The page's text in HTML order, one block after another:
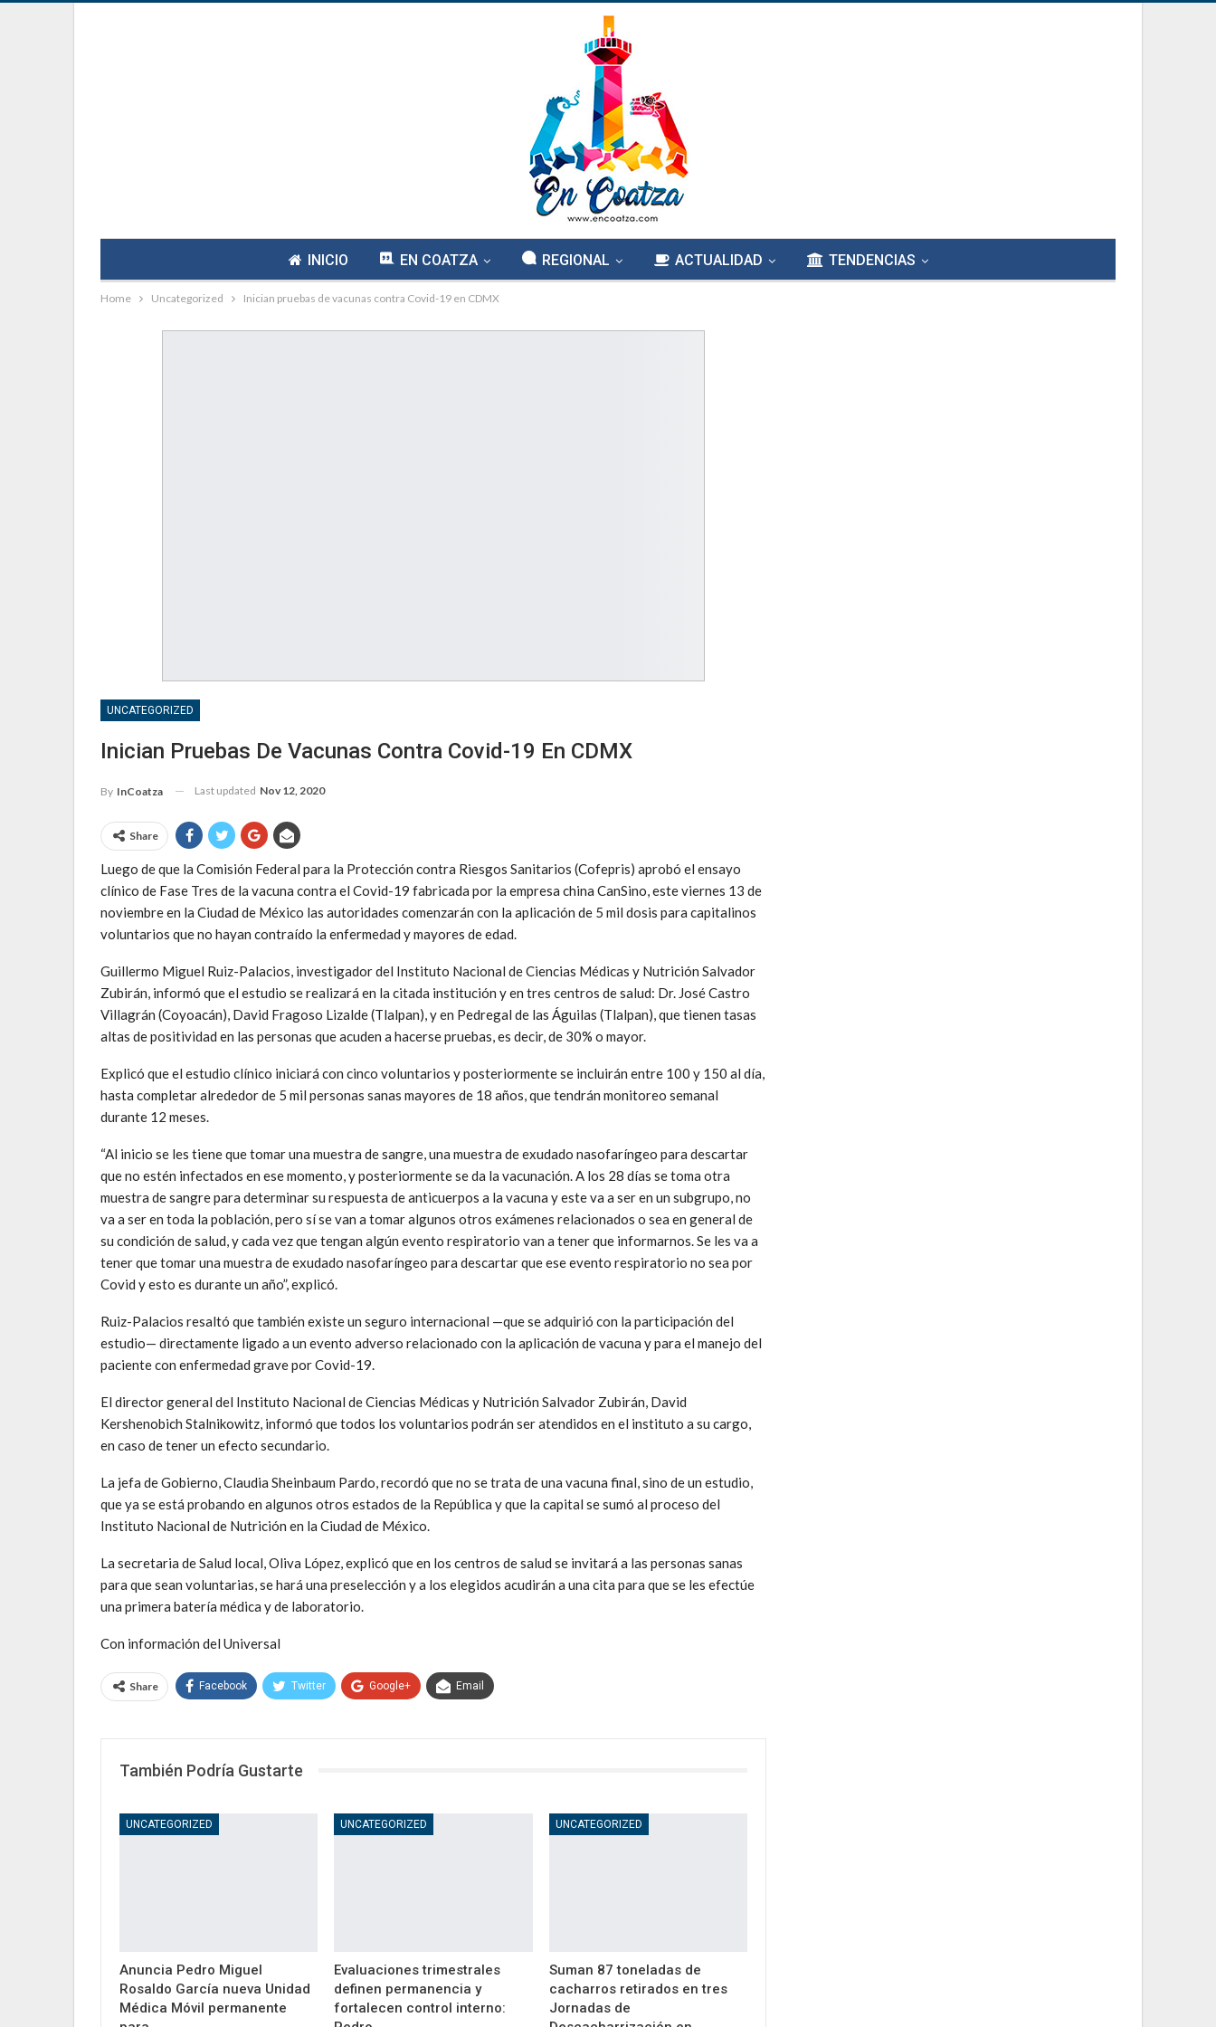
INICIO EN COATZA REGIONAL ACTUALIDAD TENDENCIAS
Home Uncategorized Inician pruebas de vacunas contra Covid-19 en CDMX
UNCATEGORIZED
Inician Pruebas De Vacunas Contra Covid-19 En CDMX
By InCoatza Last updated Nov 12, 2020
Share
Luego de que la Comisión Federal para la Protección contra Riesgos Sanitarios (Cofepris) aprobó el ensayo
clínico de Fase Tres de la vacuna contra el Covid-19 fabricada por la empresa china CanSino, este viernes 13 de
noviembre en la Ciudad de México las autoridades comenzarán con la aplicación de 5 mil dosis para capitalinos
voluntarios que no hayan contraído la enfermedad y mayores de edad.
Guillermo Miguel Ruiz-Palacios, investigador del Instituto Nacional de Ciencias Médicas y Nutrición Salvador
Zubirán, informó que el estudio se realizará en la citada institución y en tres centros de salud: Dr. José Castro
Villagrán (Coyoacán), David Fragoso Lizalde (Tlalpan), y en Pedregal de las Águilas (Tlalpan), que tienen tasas
altas de positividad en las personas que acuden a hacerse pruebas, es decir, de 30% o mayor.
Explicó que el estudio clínico iniciará con cinco voluntarios y posteriormente se incluirán entre 100 y 150 al día,
hasta completar alrededor de 5 mil personas sanas mayores de 18 años, que tendrán monitoreo semanal
durante 12 meses.
“Al inicio se les tiene que tomar una muestra de sangre, una muestra de exudado nasofaríngeo para descartar
que no estén infectados en ese momento, y posteriormente se da la vacunación. A los 28 días se toma otra
muestra de sangre para determinar su respuesta de anticuerpos a la vacuna y este va a ser en un subgrupo, no
va a ser en toda la población, pero sí se van a tomar algunos otros exámenes relacionados o sea en general de
su condición de salud, y cada vez que tengan algún evento respiratorio van a tener que informarnos. Se les va a
tener que tomar una muestra de exudado nasofaríngeo para descartar que ese evento respiratorio no sea por
Covid y esto es durante un año”, explicó.
Ruiz-Palacios resaltó que también existe un seguro internacional —que se adquirió con la participación del
estudio— directamente ligado a un evento adverso relacionado con la aplicación de vacuna y para el manejo del
paciente con enfermedad grave por Covid-19.
El director general del Instituto Nacional de Ciencias Médicas y Nutrición Salvador Zubirán, David
Kershenobich Stalnikowitz, informó que todos los voluntarios podrán ser atendidos en el instituto a su cargo,
en caso de tener un efecto secundario.
La jefa de Gobierno, Claudia Sheinbaum Pardo, recordó que no se trata de una vacuna final, sino de un estudio,
que ya se está probando en algunos otros estados de la República y que la capital se sumó al proceso del
Instituto Nacional de Nutrición en la Ciudad de México.
La secretaria de Salud local, Oliva López, explicó que en los centros de salud se invitará a las personas sanas
para que sean voluntarias, se hará una preselección y a los elegidos acudirán a una cita para que se les efectúe
una primera batería médica y de laboratorio.
Con información del Universal
Share Facebook Twitter Google+ Email
También Podría Gustarte
UNCATEGORIZED
Anuncia Pedro Miguel
Rosaldo García nueva Unidad
Médica Móvil permanente
UNCATEGORIZED
Evaluaciones trimestrales
definen permanencia y
fortalecen control interno:
UNCATEGORIZED
Suman 87 toneladas de
cacharros retirados en tres
Jornadas de